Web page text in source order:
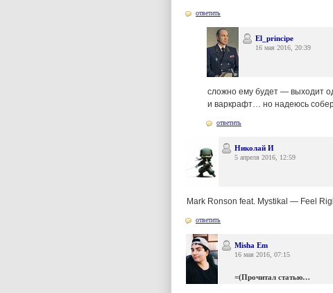
ответить
El_principe
16 мая 2016, 20:39
сложно ему будет — выходит
и варкрафт… но надеюсь
ответить
Николай И
5 апреля 2016, 12:59
Mark Ronson feat. Mystikal — Feel
ответить
Misha Em
16 мая 2016, 07:15
=(Прочитал статью…